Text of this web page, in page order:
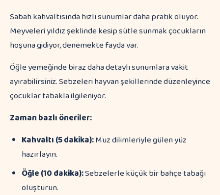
Sabah kahvaltısında hızlı sunumlar daha pratik oluyor.
Meyveleri yıldız şeklinde kesip sütle sunmak çocukların
hoşuna gidiyor, denemekte fayda var.
Öğle yemeğinde biraz daha detaylı sunumlara vakit
ayırabilirsiniz. Sebzeleri hayvan şekillerinde düzenleyince
çocuklar tabakla ilgileniyor.
Zaman bazlı öneriler:
Kahvaltı (5 dakika):Muz dilimleriyle gülen yüz
hazırlayın.
Öğle (10 dakika):Sebzelerle küçük bir bahçe tabağı
oluşturun.